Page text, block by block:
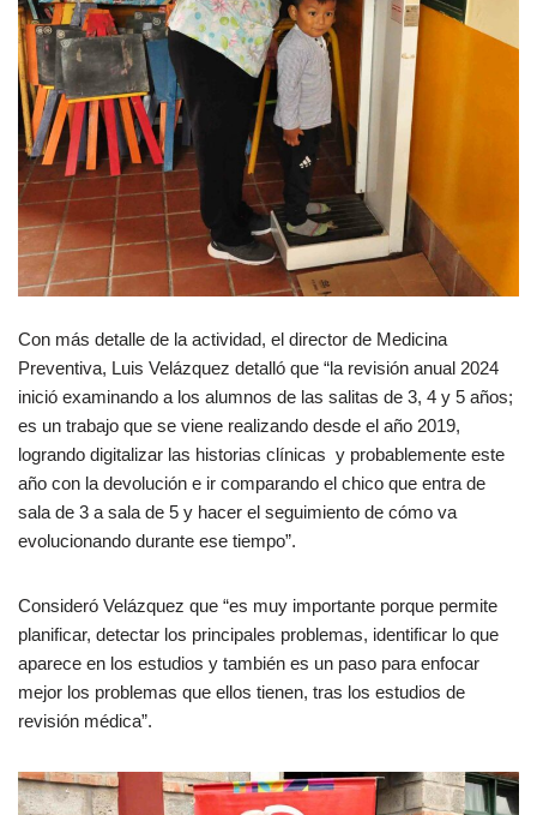
Con más detalle de la actividad, el director de Medicina
Preventiva, Luis Velázquez detalló que “la revisión anual 2024
inició examinando a los alumnos de las salitas de 3, 4 y 5 años;
es un trabajo que se viene realizando desde el año 2019,
logrando digitalizar las historias clínicas y probablemente este
año con la devolución e ir comparando el chico que entra de
sala de 3 a sala de 5 y hacer el seguimiento de cómo va
evolucionando durante ese tiempo”.
Consideró Velázquez que “es muy importante porque permite
planificar, detectar los principales problemas, identificar lo que
aparece en los estudios y también es un paso para enfocar
mejor los problemas que ellos tienen, tras los estudios de
revisión médica”.